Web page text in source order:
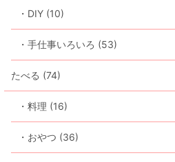
・DIY (10)
・手仕事いろいろ (53)
たべる (74)
・料理 (16)
・おやつ (36)